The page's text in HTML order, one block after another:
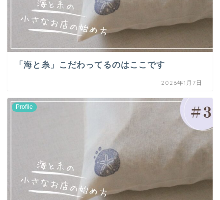
「海と糸」こだわってるのはここです
2026年1月7日
Profile